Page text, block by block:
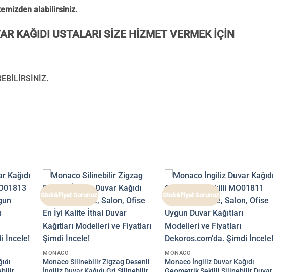
alabilirsiniz.
KAĞIDI USTALARI SİZE HİZMET VERMEK İÇİN
Stok&Fiyat Sorunuz
MONACO
Monaco Silinebilir Zigzag Desenli
Stok&Fiyat Sorunuz
MONACO
Monaco İngiliz Duvar Kağıdı